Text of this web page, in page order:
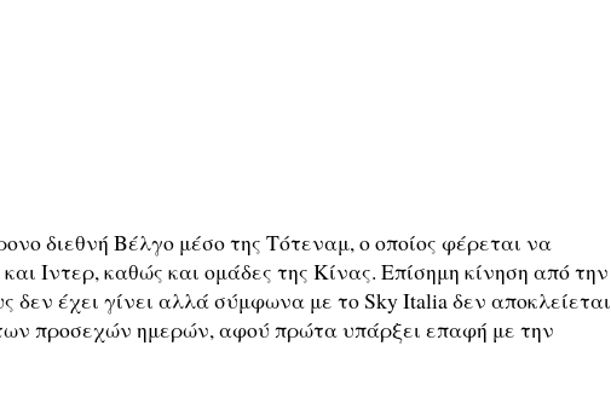
διεθνή Βέλγο μέσο της Τότεναμ, ο οποίος φέρεται να
Ιντερ, καθώς και ομάδες της Κίνας. Επίσημη κίνηση από την
δεν έχει γίνει αλλά σύμφωνα με το Sky Italia δεν αποκλείεται
προσεχών ημερών, αφού πρώτα υπάρξει επαφή με την